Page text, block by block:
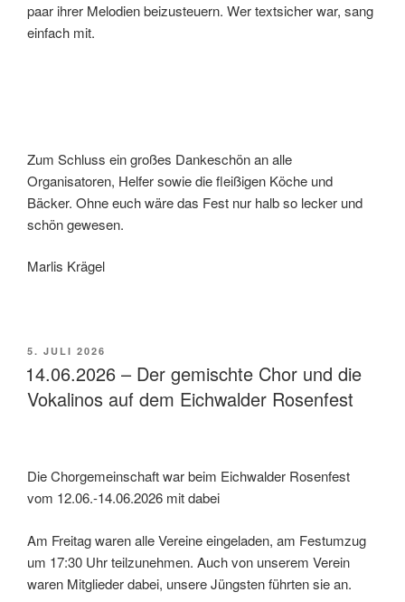
paar ihrer Melodien beizusteuern. Wer textsicher war, sang
einfach mit.
Zum Schluss ein großes Dankeschön an alle
Organisatoren, Helfer sowie die fleißigen Köche und
Bäcker. Ohne euch wäre das Fest nur halb so lecker und
schön gewesen.
Marlis Krägel
VERÖFFENTLICHT
AM
5. JULI 2026
14.06.2026 – Der gemischte Chor und die
Vokalinos auf dem Eichwalder Rosenfest
Die Chorgemeinschaft war beim Eichwalder Rosenfest
vom 12.06.-14.06.2026 mit dabei
Am Freitag waren alle Vereine eingeladen, am Festumzug
um 17:30 Uhr teilzunehmen. Auch von unserem Verein
waren Mitglieder dabei, unsere Jüngsten führten sie an.